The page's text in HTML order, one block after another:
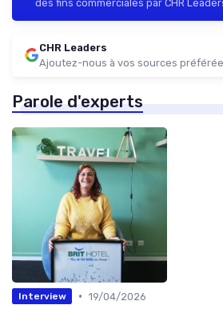
des fins commerciales par CHR
CHR Leaders
Ajoutez-nous à vos sources
Parole d'experts
Interview • 19/04/2026